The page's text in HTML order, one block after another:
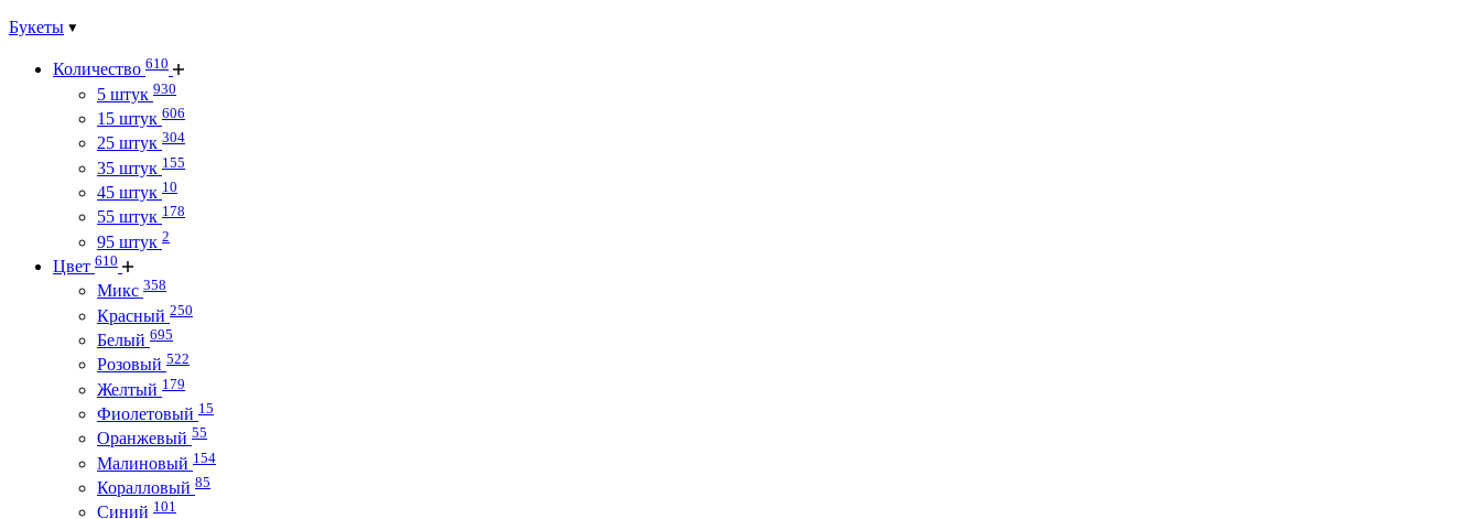
Букеты
Количество 610
5 штук 930
15 штук 606
25 штук 304
35 штук 155
45 штук 10
55 штук 178
95 штук 2
Цвет 610
Микс 358
Красный 250
Белый 695
Розовый 522
Желтый 179
Фиолетовый 15
Оранжевый 55
Малиновый 154
Коралловый 85
Синий 101